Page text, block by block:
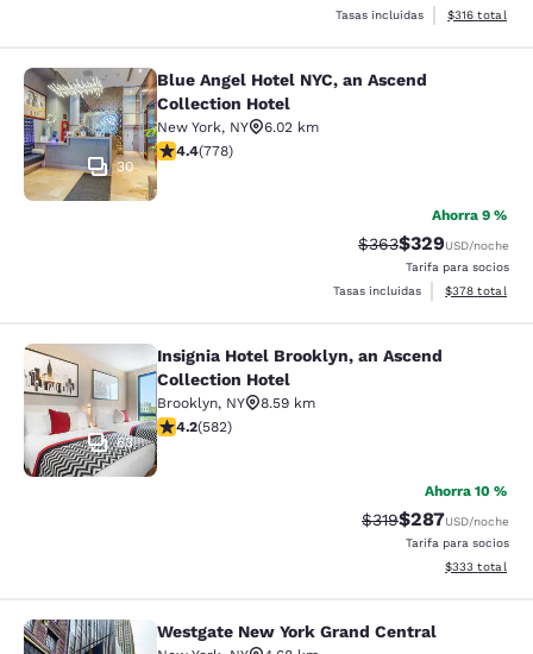
Tasas incluidas
Ver detalles
$316 total
Blue Angel Hotel NYC, an Ascend
30
Blue Angel Hotel NYC, an Ascend
Collection Hotel
New York, NY
6.02 km
Calificación de 4.38 estrellas. Excelente. 778 reseñas
4.4(778)
Ahorra 9 %
Tarifa tachada:
$363Tarifa reducida:
$329USD/noche
Tarifa para socios
Tasas incluidas
Ver detalles
$378 total
Insignia Hotel Brooklyn, an Ascend
63
Insignia Hotel Brooklyn, an Ascend
Collection Hotel
Brooklyn, NY
8.59 km
Calificación de 4.18 estrellas. Muy bueno. 582 reseñas
4.2(582)
Ahorra 10 %
Tarifa tachada:
$319Tarifa reducida:
$287USD/noche
Tarifa para socios
Ver detalles
$333 total
Westgate New York Grand Central
Westgate New York Grand Central